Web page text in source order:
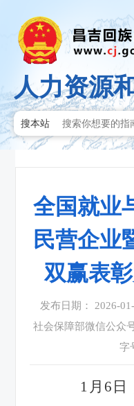
人力资源
搜本站
全国就业
民营企业
双赢表
发布日期： 2026-
社会保障部微信公众
字
1月6日